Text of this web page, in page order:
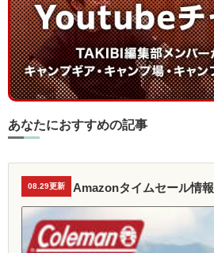
あなたにおすすめの記事
08.29更新 Amazonタイムセール情報